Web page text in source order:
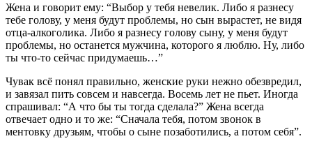
Жена и говорит ему: “Выбор у тебя невелик. Либо я разнесу
тебе голову, у меня будут проблемы, но сын вырастет, не видя
отца-алкоголика. Либо я разнесу голову сыну, у меня будут
проблемы, но останется мужчина, которого я люблю. Ну, либо
ты что-то сейчас придумаешь…”
Чувак всё понял правильно, женские руки нежно обезвредил,
и завязал пить совсем и навсегда. Восемь лет не пьет. Иногда
спрашивал: “А что бы ты тогда сделала?” Жена всегда
отвечает одно и то же: “Сначала тебя, потом звонок в
ментовку друзьям, чтобы о сыне позаботились, а потом себя”.